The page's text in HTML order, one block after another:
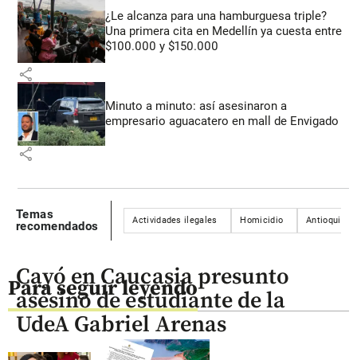
¿Le alcanza para una hamburguesa triple?
Una primera cita en Medellín ya cuesta entre
$100.000 y $150.000
share
Minuto a minuto: así asesinaron a
empresario aguacatero en mall de Envigado
share
Temas
recomendados
Actividades ilegales Homicidio Antioquia
Para seguir leyendo
Cayó en Caucasia presunto
asesino de estudiante de la
UdeA Gabriel Arenas